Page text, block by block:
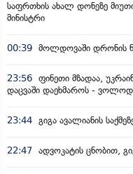
საფრთხის ახალ დონეზე
მინისტრი
00:39 მოლდოვაში დრონის
23:56 ფინეთი მზადაა,
დაცვაში დაეხმაროს -
23:44 გიგა ავალიანის
22:47 ადვოკატის ცნობით,